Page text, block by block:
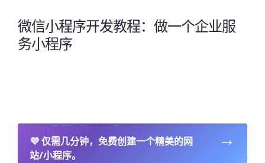
微信小程序开发教程：做一个企业服
务小程序
💜仅需几分钟，免费创建一个精美的网
站/小程序。
→